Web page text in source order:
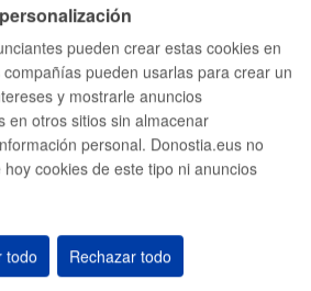
pueden crear estas cookies en
pueden usarlas para crear un
y mostrarle anuncios
en otros sitios sin almacenar
personal. Donostia.eus no
cookies de este tipo ni anuncios
Rechazar todo
todo